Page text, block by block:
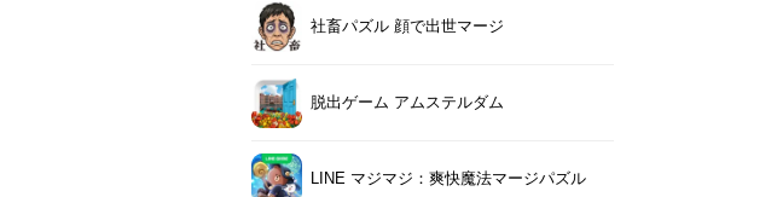
社畜パズル 顔で出世マージ
脱出ゲーム アムステルダム
LINE マジマジ：爽快魔法マージパズル